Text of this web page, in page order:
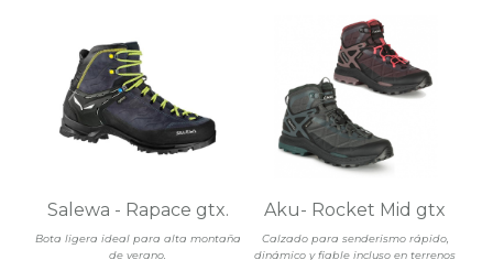
Bota ligera ideal para alta montaña
de verano.
Salewa - Rapace gtx.
Calzado para senderismo rápido,
dinámico y fiable incluso en terrenos
Aku- Rocket Mid gtx